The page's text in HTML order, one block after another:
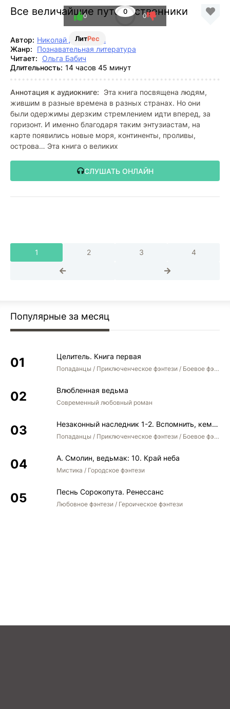
Все величайшие путешественники
ЛитРес
0
0 0
Автор: Николай Дорожкин
Жанр:
Познавательная литература
Читает: Ольга Бабич
Длительность: 14 часов 45 минут
Аннотация к аудиокниге:
Эта книга посвящена людям,
жившим в разные времена в разных странах. Но они
были одержимы дерзким стремлением идти вперед, за
горизонт. И именно благодаря таким энтузиастам, на
карте появились новые моря, континенты, проливы,
острова… Эта книга о великих
СЛУШАТЬ ОНЛАЙН
1 2 3 4
Популярные за месяц
Целитель. Книга первая
Попаданцы / Приключенческое фэнтези / Боевое фэнтези
Влюбленная ведьма
Современный любовный роман
Незаконный наследник 1-2. Вспомнить, кем был. Стать собой. Остаться собой
Попаданцы / Приключенческое фэнтези / Боевое фэнтези / Юмористическое фэнтези
А. Смолин, ведьмак: 10. Край неба
Мистика / Городское фэнтези
Песнь Сорокопута. Ренессанс
Любовное фэнтези / Героическое фэнтези